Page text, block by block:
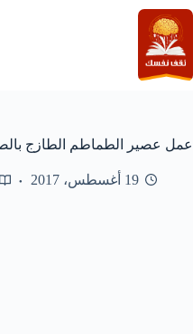
التجاوز
إلى
المحتوى
عمل عصير الطماطم الطازج
19 أغسطس، 2017